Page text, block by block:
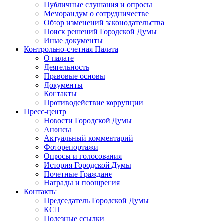
Публичные слушания и опросы
Меморандум о сотрудничестве
Обзор изменений законодательства
Поиск решений Городской Думы
Иные документы
Контрольно-счетная Палата
О палате
Деятельность
Правовые основы
Документы
Контакты
Противодействие коррупции
Пресс-центр
Новости Городской Думы
Анонсы
Актуальный комментарий
Фоторепортажи
Опросы и голосования
История Городской Думы
Почетные Граждане
Награды и поощрения
Контакты
Председатель Городской Думы
КСП
Полезные ссылки